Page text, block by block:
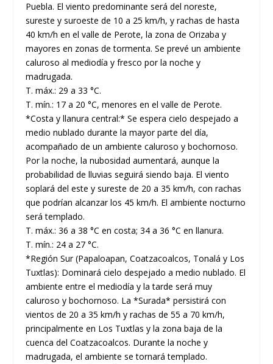
Puebla. El viento predominante será del noreste,
sureste y suroeste de 10 a 25 km/h, y rachas de hasta
40 km/h en el valle de Perote, la zona de Orizaba y
mayores en zonas de tormenta. Se prevé un ambiente
caluroso al mediodía y fresco por la noche y
madrugada.
T. máx.: 29 a 33 °C.
T. mín.: 17 a 20 °C, menores en el valle de Perote.
*Costa y llanura central:* Se espera cielo despejado a
medio nublado durante la mayor parte del día,
acompañado de un ambiente caluroso y bochornoso.
Por la noche, la nubosidad aumentará, aunque la
probabilidad de lluvias seguirá siendo baja. El viento
soplará del este y sureste de 20 a 35 km/h, con rachas
que podrían alcanzar los 45 km/h. El ambiente nocturno
será templado.
T. máx.: 36 a 38 °C en costa; 34 a 36 °C en llanura.
T. mín.: 24 a 27 °C.
*Región Sur (Papaloapan, Coatzacoalcos, Tonalá y Los
Tuxtlas): Dominará cielo despejado a medio nublado. El
ambiente entre el mediodía y la tarde será muy
caluroso y bochornoso. La *Surada* persistirá con
vientos de 20 a 35 km/h y rachas de 55 a 70 km/h,
principalmente en Los Tuxtlas y la zona baja de la
cuenca del Coatzacoalcos. Durante la noche y
madrugada, el ambiente se tornará templado.